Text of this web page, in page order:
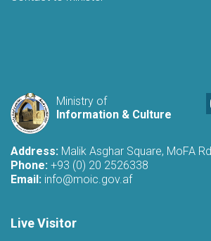
Ministry of
Information & Culture
Address: Malik Asghar Square, MoFA Rd
Phone: +93 (0) 20 2526338
Email: info@moic.gov.af
Live Visitor